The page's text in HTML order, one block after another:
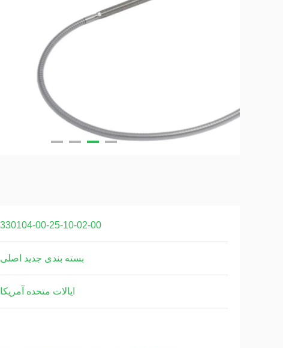
330104-00-25-10-02-00
بسته بندی جدید اصلی
ایالات متحده آمریکا